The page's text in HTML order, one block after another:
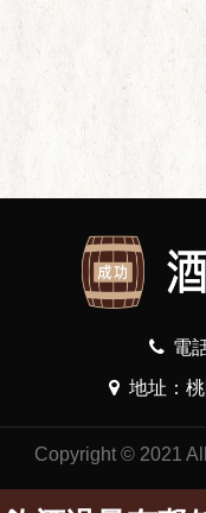
電
地址：
Copyright © 2021